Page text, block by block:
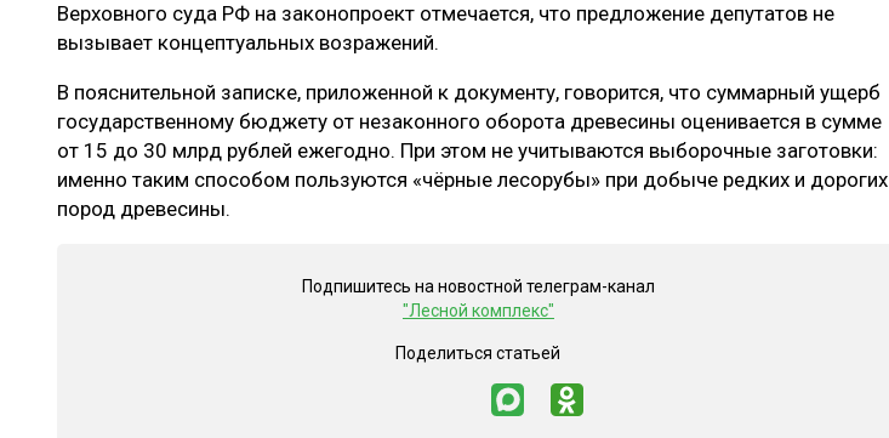
Верховного суда РФ на законопроект отмечается, что предложение депутатов не
вызывает концептуальных возражений.
В пояснительной записке, приложенной к документу, говорится, что суммарный ущерб
государственному бюджету от незаконного оборота древесины оценивается в сумме
от 15 до 30 млрд рублей ежегодно. При этом не учитываются выборочные заготовки:
именно таким способом пользуются «чёрные лесорубы» при добыче редких и дорогих
пород древесины.
Подпишитесь на новостной телеграм-канал
"Лесной комплекс"
Поделиться статьей